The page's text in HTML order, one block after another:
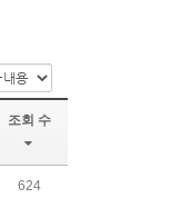
조회 수
624